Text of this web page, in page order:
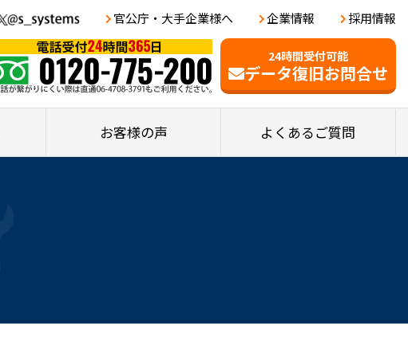
官公庁・大手企業様へ 企業情報 採用情報
24時間受付可能
データ復旧お問合せ
お客様の声 よくあるご質問